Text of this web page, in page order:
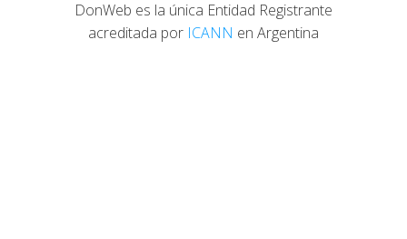
DonWeb es la única Entidad Registrante
acreditada por ICANN en Argentina